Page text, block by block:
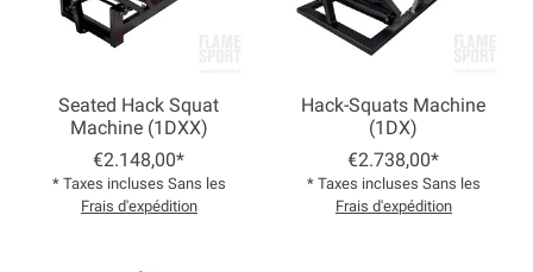
Seated Hack Squat
Machine (1DXX)
€2.148,00*
* Taxes incluses Sans les
Frais d'expédition
Hack-Squats Machine
(1DX)
€2.738,00*
* Taxes incluses Sans les
Frais d'expédition